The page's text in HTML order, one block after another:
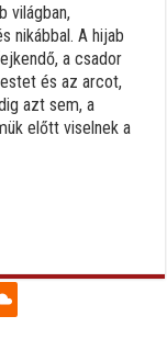
világban,
nikábbal. A hijab
a csador
és az arcot,
azt sem, a
előtt viselnek a